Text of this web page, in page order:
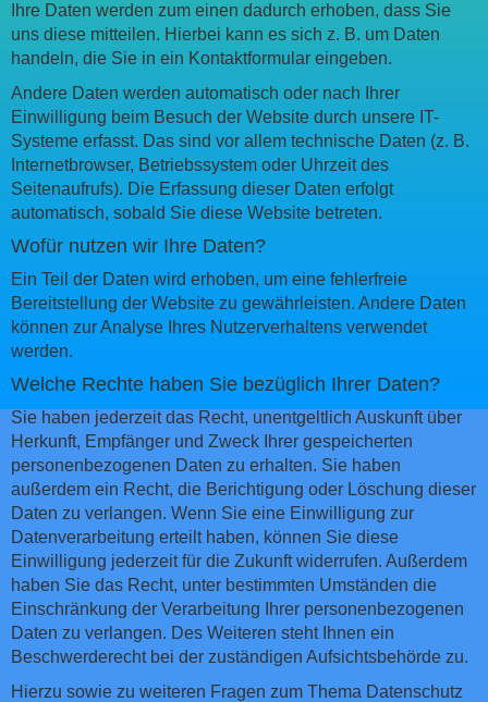
Ihre Daten werden zum einen dadurch erhoben, dass Sie
uns diese mitteilen. Hierbei kann es sich z. B. um Daten
handeln, die Sie in ein Kontaktformular eingeben.
Andere Daten werden automatisch oder nach Ihrer
Einwilligung beim Besuch der Website durch unsere IT-
Systeme erfasst. Das sind vor allem technische Daten (z. B.
Internetbrowser, Betriebssystem oder Uhrzeit des
Seitenaufrufs). Die Erfassung dieser Daten erfolgt
automatisch, sobald Sie diese Website betreten.
Wofür nutzen wir Ihre Daten?
Ein Teil der Daten wird erhoben, um eine fehlerfreie
Bereitstellung der Website zu gewährleisten. Andere Daten
können zur Analyse Ihres Nutzerverhaltens verwendet
werden.
Welche Rechte haben Sie bezüglich Ihrer Daten?
Sie haben jederzeit das Recht, unentgeltlich Auskunft über
Herkunft, Empfänger und Zweck Ihrer gespeicherten
personenbezogenen Daten zu erhalten. Sie haben
außerdem ein Recht, die Berichtigung oder Löschung dieser
Daten zu verlangen. Wenn Sie eine Einwilligung zur
Datenverarbeitung erteilt haben, können Sie diese
Einwilligung jederzeit für die Zukunft widerrufen. Außerdem
haben Sie das Recht, unter bestimmten Umständen die
Einschränkung der Verarbeitung Ihrer personenbezogenen
Daten zu verlangen. Des Weiteren steht Ihnen ein
Beschwerderecht bei der zuständigen Aufsichtsbehörde zu.
Hierzu sowie zu weiteren Fragen zum Thema Datenschutz